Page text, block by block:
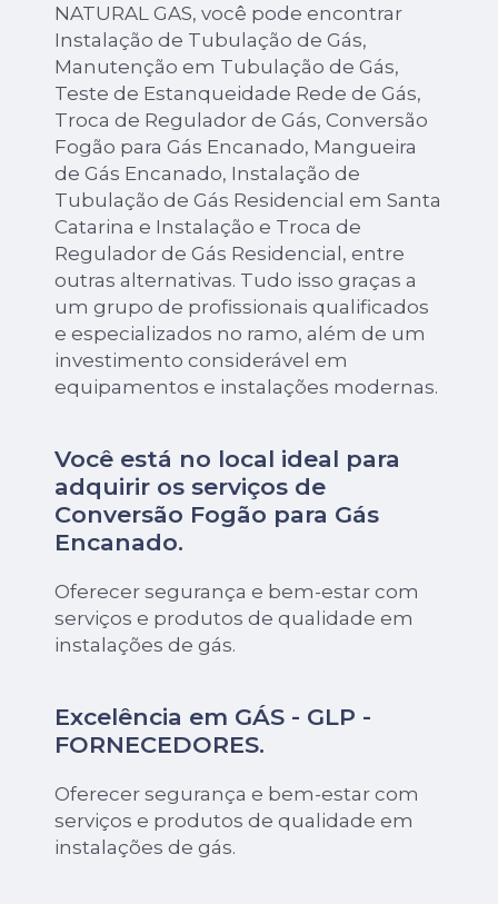
NATURAL GAS, você pode encontrar
Instalação de Tubulação de Gás,
Manutenção em Tubulação de Gás,
Teste de Estanqueidade Rede de Gás,
Troca de Regulador de Gás, Conversão
Fogão para Gás Encanado, Mangueira
de Gás Encanado, Instalação de
Tubulação de Gás Residencial em Santa
Catarina e Instalação e Troca de
Regulador de Gás Residencial, entre
outras alternativas. Tudo isso graças a
um grupo de profissionais qualificados
e especializados no ramo, além de um
investimento considerável em
equipamentos e instalações modernas.
Você está no local ideal para
adquirir os serviços de
Conversão Fogão para Gás
Encanado.
Oferecer segurança e bem-estar com
serviços e produtos de qualidade em
instalações de gás.
Excelência em GÁS - GLP -
FORNECEDORES.
Oferecer segurança e bem-estar com
serviços e produtos de qualidade em
instalações de gás.